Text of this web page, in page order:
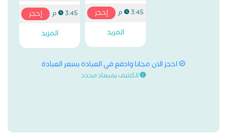
3:45 م
إحجز
المزيد
3:45 م
إحجز
المزيد
احجز الان مجانا وادفع في العيادة بسعر العيادة
الكشف بميعاد محدد